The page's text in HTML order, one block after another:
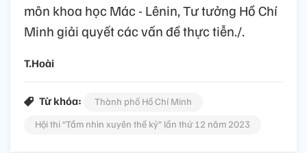
môn khoa học Mác - Lênin, Tư tưởng Hồ Chí
Minh giải quyết các vấn đề thực tiễn./.
T.Hoài
Từ khóa:
Thành phố Hồ Chí Minh
Hội thi “Tầm nhìn xuyên thế kỷ” lần thứ 12 năm 2023